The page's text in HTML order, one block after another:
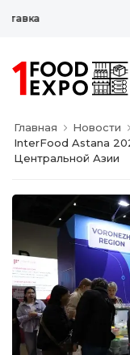
Главная
Новости
InterFood Astana
Центральной Азии